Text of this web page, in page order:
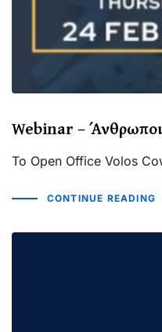
Webinar –
To Open Office Volos
CONTINUE READING